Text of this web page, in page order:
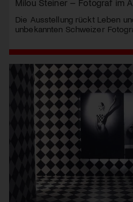
Milou Steiner – Fotograf im
Die Ausstellung rückt Leben
unbekannten Schweizer